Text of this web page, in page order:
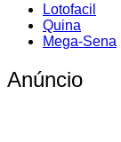
Lotofacil
Quina
Mega-Sena
Anúncio